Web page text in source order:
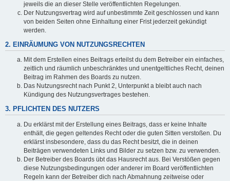
jeweils die an dieser Stelle veröffentlichten Regelungen.
Der Nutzungsvertrag wird auf unbestimmte Zeit geschlossen und kann
von beiden Seiten ohne Einhaltung einer Frist jederzeit gekündigt
werden.
2. EINRÄUMUNG VON NUTZUNGSRECHTEN
Mit dem Erstellen eines Beitrags erteilst du dem Betreiber ein einfaches,
zeitlich und räumlich unbeschränktes und unentgeltliches Recht, deinen
Beitrag im Rahmen des Boards zu nutzen.
Das Nutzungsrecht nach Punkt 2, Unterpunkt a bleibt auch nach
Kündigung des Nutzungsvertrages bestehen.
3. PFLICHTEN DES NUTZERS
Du erklärst mit der Erstellung eines Beitrags, dass er keine Inhalte
enthält, die gegen geltendes Recht oder die guten Sitten verstoßen. Du
erklärst insbesondere, dass du das Recht besitzt, die in deinen
Beiträgen verwendeten Links und Bilder zu setzen bzw. zu verwenden.
Der Betreiber des Boards übt das Hausrecht aus. Bei Verstößen gegen
diese Nutzungsbedingungen oder anderer im Board veröffentlichten
Regeln kann der Betreiber dich nach Abmahnung zeitweise oder